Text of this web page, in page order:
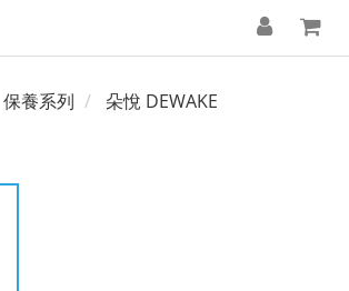
保養系列 朵悅 DEWAKE